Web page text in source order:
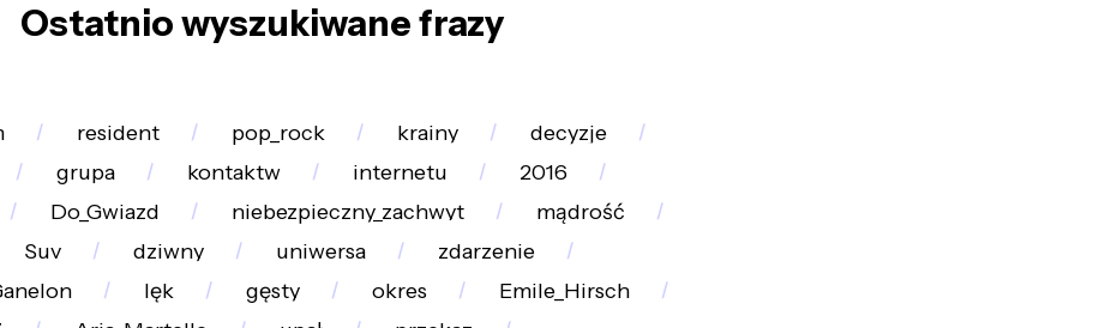
Ostatnio wyszukiwane frazy
resident pop_rock krainy
decyzje
grupa kontaktw internetu
2016
Do_Gwiazd niebezpieczny_zachwyt
mądrość
Suv dziwny uniwersa
zdarzenie
lęk gęsty okres
Emile_Hirsch